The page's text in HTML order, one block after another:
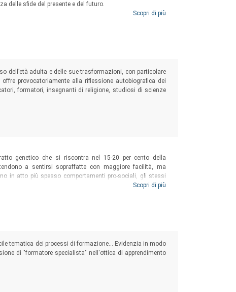
delle sfide del presente e del futuro.
Scopri di più
dell’età adulta e delle sue trasformazioni, con particolare
provocatoriamente alla riflessione autobiografica dei
formatori, insegnanti di religione, studiosi di scienze
genetico che si riscontra nel 15-20 per cento della
a sentirsi sopraffatte con maggiore facilità, ma
in atto più spesso comportamenti pro-sociali, gli stessi
Questo lavoro vuole dimostrare come il passaggio da una
Sensibile Consapevole non solo sia possibile, ma
Scopri di più
tematica dei processi di formazione... Evidenzia in modo
di "formatore specialista" nell'ottica di apprendimento
adulti